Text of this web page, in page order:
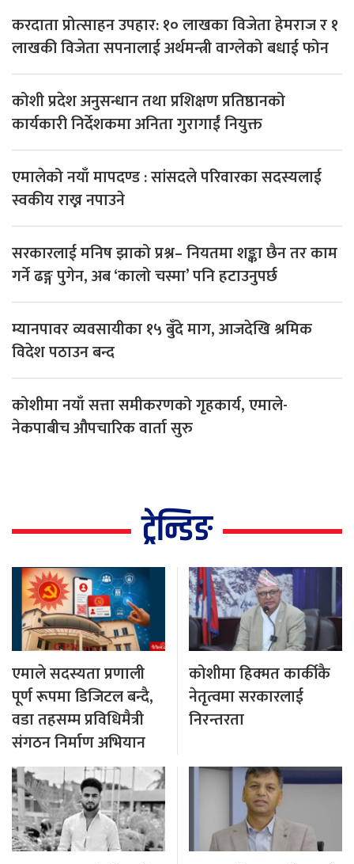
करदाता प्रोत्साहन उपहार: १० लाखका विजेता हेमराज र १
लाखकी विजेता सपनालाई अर्थमन्त्री वाग्लेको बधाई फोन
कोशी प्रदेश अनुसन्धान तथा प्रशिक्षण प्रतिष्ठानको
कार्यकारी निर्देशकमा अनिता गुरागाईं नियुक्त
एमालेको नयाँ मापदण्ड : सांसदले परिवारका सदस्यलाई
स्वकीय राख्न नपाउने
सरकारलाई मनिष झाको प्रश्न– नियतमा शङ्का छैन तर काम
गर्ने ढङ्ग पुगेन, अब ‘कालो चस्मा’ पनि हटाउनुपर्छ
म्यानपावर व्यवसायीका १५ बुँदे माग, आजदेखि श्रमिक
विदेश पठाउन बन्द
कोशीमा नयाँ सत्ता समीकरणको गृहकार्य, एमाले-
नेकपाबीच औपचारिक वार्ता सुरु
ट्रेन्डिङ
एमाले सदस्यता प्रणाली
पूर्ण रूपमा डिजिटल बन्दै,
वडा तहसम्म प्रविधिमैत्री
संगठन निर्माण अभियान
कोशीमा हिक्मत कार्कीकै
नेतृत्वमा सरकारलाई
निरन्तरता